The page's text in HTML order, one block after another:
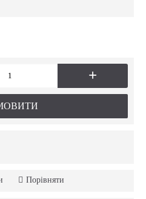
+
Порівняти